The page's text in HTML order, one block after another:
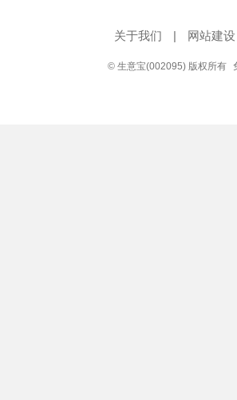
关于我们 | 网站建设
© 生意宝(002095) 版权所有